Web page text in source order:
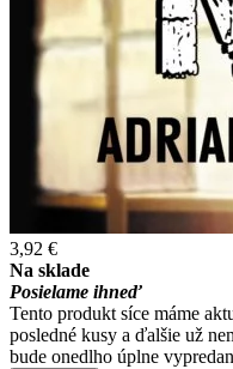
3,92 €
Na sklade
Posielame ihneď
Tento produkt síce máme
posledné kusy a ďalšie už
bude onedlho úplne